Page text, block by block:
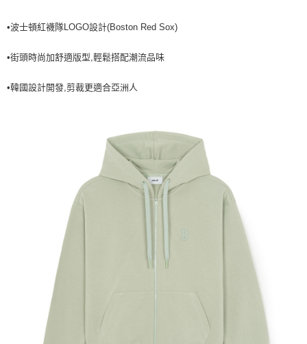
全家取貨<不支援離島取退>
每筆NT$60，滿NT$499(含以上)免運費
每筆NT$60，滿NT$499(含以上)免運費
每筆NT$80，滿NT$699(含以上)免運費
•波士頓紅襪隊LOGO設計(Boston Red Sox)
•街頭時尚加舒適版型,輕鬆搭配潮流品味
•韓國設計開發,剪裁更適合亞洲人